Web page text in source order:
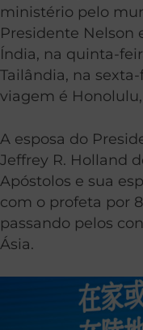
ministério pelo
Presidente Nelson
Índia, na quinta-
Tailândia, na
viagem é
A esposa do
Jeffrey R. Holland
Apóstolos e sua
com o profeta por
passando pelos
Ásia.